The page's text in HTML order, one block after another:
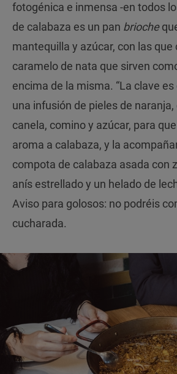
fotogénica e inmensa -en todos
de calabaza es un pan brioche
mantequilla y azúcar, con las que
caramelo de nata que sirven
encima de la misma. “La clave
una infusión de pieles de
canela, comino y azúcar, para
aroma a calabaza, y la
compota de calabaza asada con
anís estrellado y un helado de
Aviso para golosos: no podréis
cucharada.